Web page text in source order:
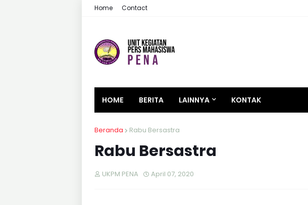
Home Contact
HOME BERITA LAINNYA KONTAK
Beranda Rabu Bersastra
Rabu Bersastra
UKPM PENA April 07, 2020